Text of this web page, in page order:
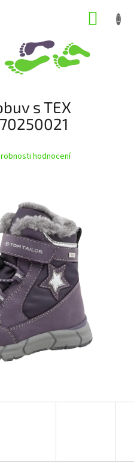
s TEX
hodnocení